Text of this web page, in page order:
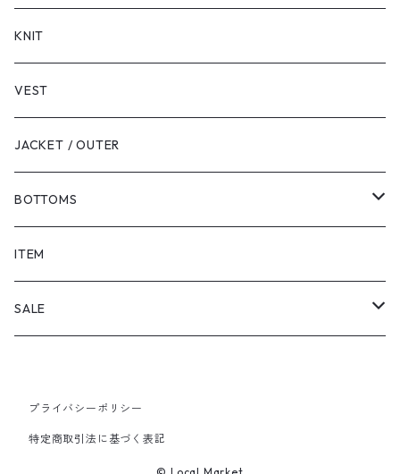
LONG SLEEVE
KNIT
VEST
JACKET / OUTER
BOTTOMS
SHORTS
PANTS
ITEM
SALE
PANTS
プライバシーポリシー
特定商取引法に基づく表記